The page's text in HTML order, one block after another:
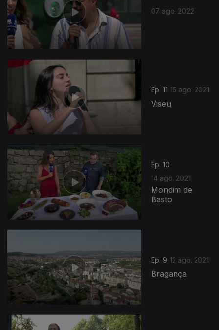
07 ago. 2022
Ep. 11 15 ago. 2021
Viseu
Ep. 10
14 ago. 2021
Mondim de
Basto
Ep. 9 12 ago. 2021
Bragança